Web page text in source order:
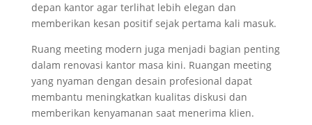
depan kantor agar terlihat lebih elegan dan
memberikan kesan positif sejak pertama kali masuk.
Ruang meeting modern juga menjadi bagian penting
dalam renovasi kantor masa kini. Ruangan meeting
yang nyaman dengan desain profesional dapat
membantu meningkatkan kualitas diskusi dan
memberikan kenyamanan saat menerima klien.